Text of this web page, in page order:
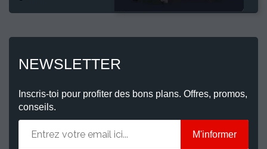
NEWSLETTER
Inscris-toi pour profiter des bons plans. Offres, promos,
conseils.
M'informer